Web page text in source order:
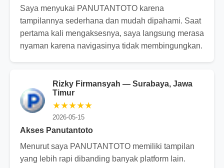
Saya menyukai PANUTANTOTO karena
tampilannya sederhana dan mudah dipahami. Saat
pertama kali mengaksesnya, saya langsung merasa
nyaman karena navigasinya tidak membingungkan.
Rizky Firmansyah — Surabaya, Jawa
Timur
★★★★★
2026-05-15
Akses Panutantoto
Menurut saya PANUTANTOTO memiliki tampilan
yang lebih rapi dibanding banyak platform lain.